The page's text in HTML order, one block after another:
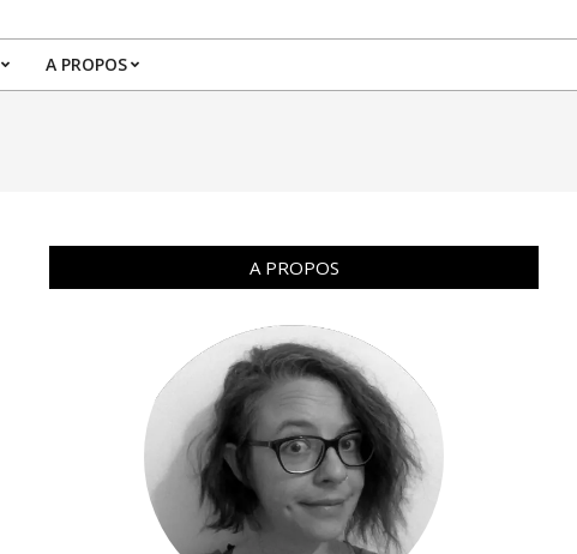
A PROPOS
A PROPOS